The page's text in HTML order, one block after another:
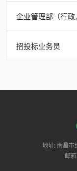
企业管理部（行政
招投标业务员
地址: 南昌
邮